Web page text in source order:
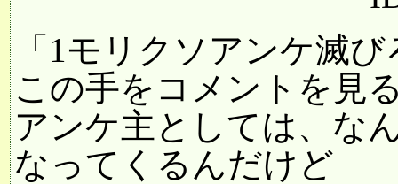
「1モリクソアンケ滅び
この手をコメントを見
アンケ主としては、な
なってくるんだけど